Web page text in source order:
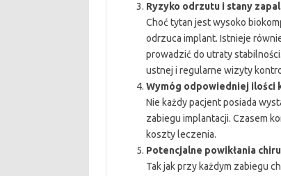
Ryzyko odrzutu i stany
Choć tytan jest wysoko
odrzuca implant. Istnieje
prowadzić do utraty
ustnej i regularne wizyty
Wymóg odpowiedniej ilości
Nie każdy pacjent posiada
zabiegu implantacji. Czasem
koszty leczenia.
Potencjalne powikłania
Tak jak przy każdym zabiegu